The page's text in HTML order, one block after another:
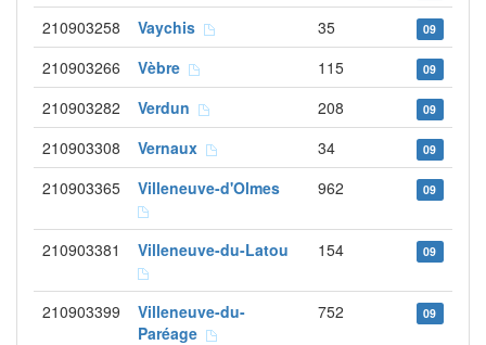
210903258 Vaychis 35 09
210903266 Vèbre 115 09
210903282 Verdun 208 09
210903308 Vernaux 34 09
210903365 Villeneuve-d'Olmes 962 09
210903381 Villeneuve-du-Latou 154 09
210903399
Villeneuve-du-
Paréage
752 09